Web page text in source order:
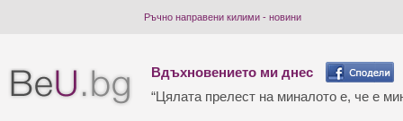
Ръчно направени килими - новини
Вдъхновението ми днес
“Цялата прелест на миналото е, че е